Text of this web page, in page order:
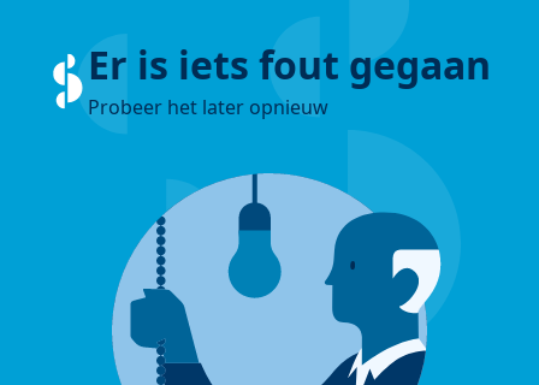
Er is iets fout gegaan
Probeer het later opnieuw